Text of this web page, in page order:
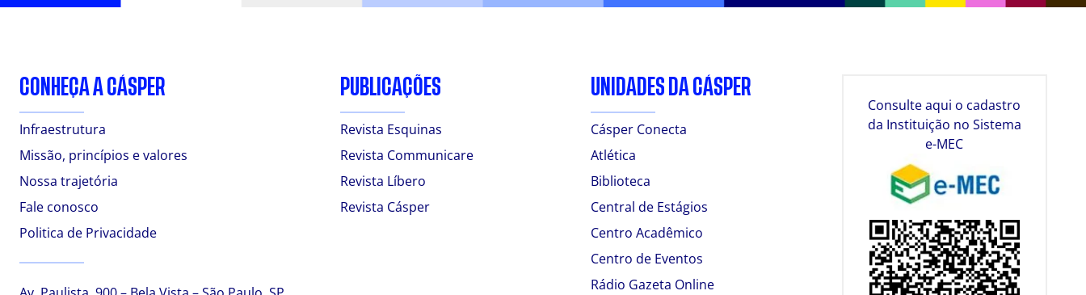
CONHEÇA A CÁSPER
Infraestrutura
Missão, princípios e valores
Nossa trajetória
Fale conosco
Politica de Privacidade
PUBLICAÇÕES
Revista Esquinas
Revista Communicare
Revista Líbero
Revista Cásper
UNIDADES DA CÁSPER
Cásper Conecta
Atlética
Biblioteca
Central de Estágios
Centro Acadêmico
Centro de Eventos
Rádio Gazeta Online
Consulte aqui o cadastro
da Instituição no Sistema
e-MEC